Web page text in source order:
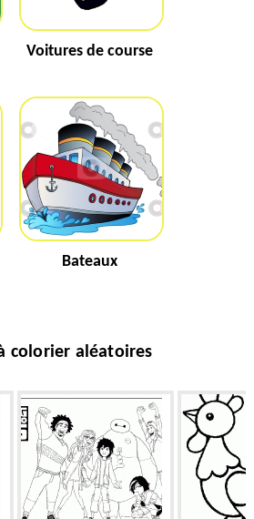
Voitures de course
Bateaux
colorier aléatoires